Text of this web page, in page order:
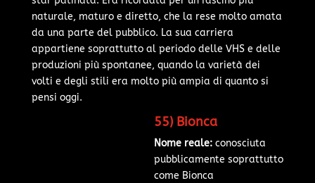
naturale, maturo e diretto, che la rese molto amata
da una parte del pubblico. La sua carriera
appartiene soprattutto al periodo delle VHS e delle
produzioni più spontanee, quando la varietà dei
volti e degli stili era molto più ampia di quanto si
pensi oggi.
55) Bionca
Nome reale:conosciuta
pubblicamente soprattutto
come Bionca